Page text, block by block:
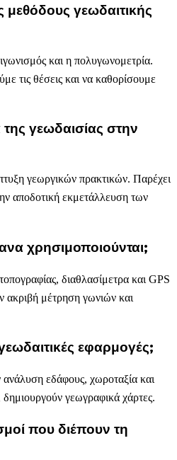
μεθόδους γεωδαιτικής
και η πολυγωνομετρία.
τις θέσεις και να καθορίσουμε
γεωδαισίας στην
γεωργικών πρακτικών. Παρέχει
αποδοτική εκμετάλλευση των
χρησιμοποιούνται;
διαθλασίμετρα και GPS
μέτρηση γωνιών και
γεωδαιτικές εφαρμογές;
εδάφους, χωροταξία και
γεωγραφικά χάρτες.
που διέπουν τη